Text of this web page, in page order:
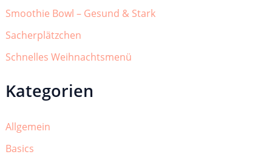
Smoothie Bowl – Gesund & Stark
Sacherplätzchen
Schnelles Weihnachtsmenü
Kategorien
Allgemein
Basics